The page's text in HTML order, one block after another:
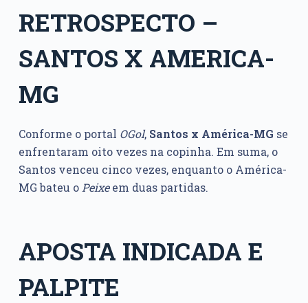
RETROSPECTO –
SANTOS X AMERICA-
MG
Conforme o portal OGol, Santos x América-MG se
enfrentaram oito vezes na copinha. Em suma, o
Santos venceu cinco vezes, enquanto o América-
MG bateu oPeixeem duas partidas.
APOSTA INDICADA E
PALPITE